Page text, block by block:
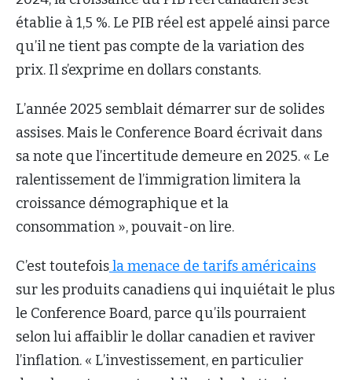
établie à 1,5 %. Le PIB réel est appelé ainsi parce
qu’il ne tient pas compte de la variation des
prix. Il s’exprime en dollars constants.
L’année 2025 semblait démarrer sur de solides
assises. Mais le Conference Board écrivait dans
sa note que l’incertitude demeure en 2025. « Le
ralentissement de l’immigration limitera la
croissance démographique et la
consommation », pouvait-on lire.
C’est toutefoisla menace de tarifs américains
sur les produits canadiens qui inquiétait le plus
le Conference Board, parce qu’ils pourraient
selon lui affaiblir le dollar canadien et raviver
l’inflation. « L’investissement, en particulier